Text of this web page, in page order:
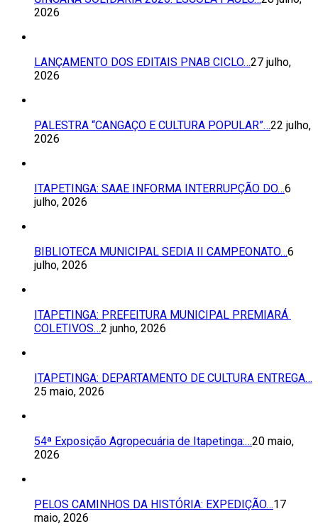
2026
LANÇAMENTO DOS EDITAIS PNAB CICLO…27 julho,
2026
PALESTRA “CANGAÇO E CULTURA POPULAR”…22 julho,
2026
ITAPETINGA: SAAE INFORMA INTERRUPÇÃO DO…6
julho, 2026
BIBLIOTECA MUNICIPAL SEDIA II CAMPEONATO…6
julho, 2026
ITAPETINGA: PREFEITURA MUNICIPAL PREMIARÁ
COLETIVOS…2 junho, 2026
ITAPETINGA: DEPARTAMENTO DE CULTURA ENTREGA…
25 maio, 2026
54ª Exposição Agropecuária de Itapetinga:…20 maio,
2026
PELOS CAMINHOS DA HISTÓRIA: EXPEDIÇÃO…17
maio, 2026